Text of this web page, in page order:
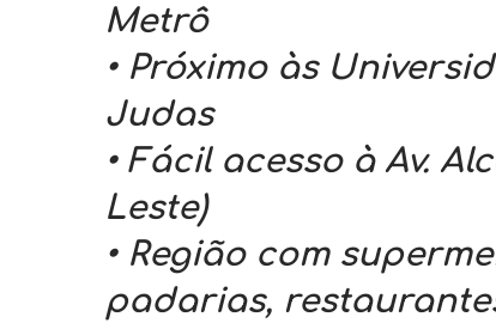
Metrô
• Próximo às
Judas
• Fácil acesso à Av.
Leste)
• Região com
padarias,